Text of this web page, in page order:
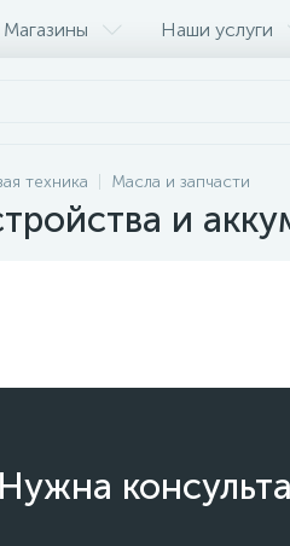
Магазины Наши услуги
техника Масла и запчасти
и
Нужна